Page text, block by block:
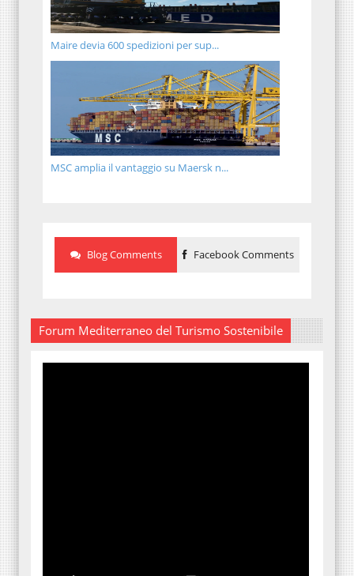
Maire devia 600 spedizioni per sup...
MSC amplia il vantaggio su Maersk n...
Blog Comments Facebook Comments
Forum Mediterraneo del Turismo Sostenibile